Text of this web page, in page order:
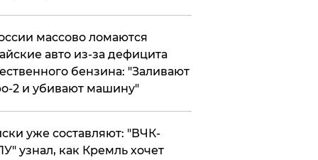
массово ломаются
авто из-за дефицита
бензина: "Заливают
2 и убивают машину"
уже составляют: "ВЧК-
узнал, как Кремль хочет